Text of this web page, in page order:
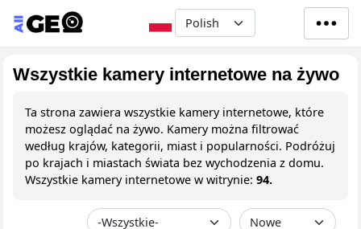
Przejdź do treści
Select your language
Wszystkie kamery internetowe na żywo
Ta strona zawiera wszystkie kamery internetowe, które
możesz oglądać na żywo. Kamery można filtrować
według krajów, kategorii, miast i popularności. Podróżuj
po krajach i miastach świata bez wychodzenia z domu.
Wszystkie kamery internetowe w witrynie: 94.